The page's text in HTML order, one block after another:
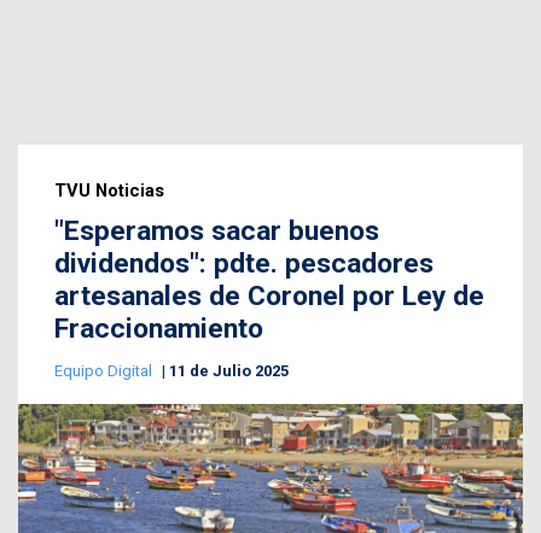
TVU Noticias
"Esperamos sacar buenos
dividendos": pdte. pescadores
artesanales de Coronel por Ley de
Fraccionamiento
Equipo Digital 11 de Julio 2025